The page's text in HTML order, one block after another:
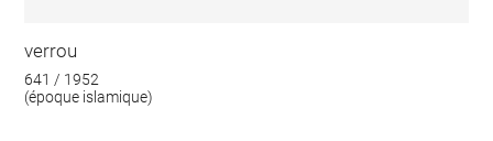
verrou
641 / 1952
(époque islamique)